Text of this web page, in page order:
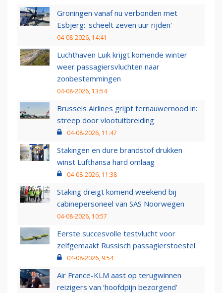
Groningen vanaf nu verbonden met
Esbjerg: 'scheelt zeven uur rijden'
04-08-2026, 14:41
Luchthaven Luik krijgt komende winter
weer passagiersvluchten naar
zonbestemmingen
04-08-2026, 13:54
Brussels Airlines grijpt ternauwernood in:
streep door vlootuitbreiding
04-08-2026, 11:47
Stakingen en dure brandstof drukken
winst Lufthansa hard omlaag
04-08-2026, 11:38
Staking dreigt komend weekend bij
cabinepersoneel van SAS Noorwegen
04-08-2026, 10:57
Eerste succesvolle testvlucht voor
zelfgemaakt Russisch passagierstoestel
04-08-2026, 9:54
Air France-KLM aast op terugwinnen
reizigers van ‘hoofdpijn bezorgend’